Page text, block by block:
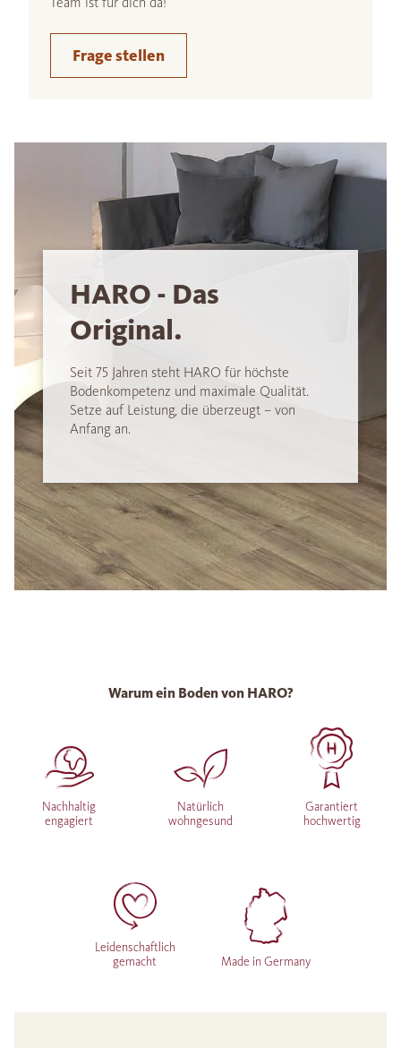
Frage stellen
HARO - Das
Original.
Seit 75 Jahren steht HARO für höchste
Bodenkompetenz und maximale Qualität.
Setze auf Leistung, die überzeugt – von
Anfang an.
Warum ein Boden von HARO?
Nachhaltig
engagiert
Natürlich
wohngesund
Garantiert
hochwertig
Leidenschaftlich
gemacht
Made in Germany